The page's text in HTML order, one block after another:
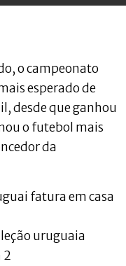
o campeonato
esperado de
desde que ganhou
o futebol mais
da
fatura em casa
uruguaia
2